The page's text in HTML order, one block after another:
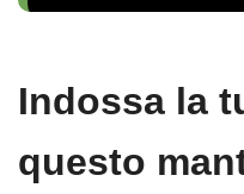
Indossa la
questo